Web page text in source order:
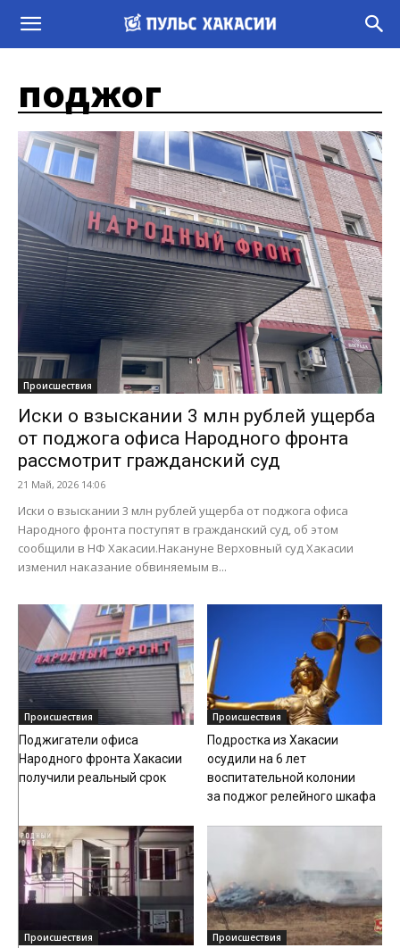
поджог
Происшествия
Иски о взыскании 3 млн рублей ущерба
от поджога офиса Народного фронта
рассмотрит гражданский суд
21 Май, 2026 14:06
Иски о взыскании 3 млн рублей ущерба от поджога офиса
Народного фронта поступят в гражданский суд, об этом
сообщили в НФ Хакасии.Накануне Верховный суд Хакасии
изменил наказание обвиняемым в...
Происшествия
Поджигатели офиса
Народного фронта Хакасии
получили реальный срок
Происшествия
Подростка из Хакасии
осудили на 6 лет
воспитательной колонии
за поджог релейного шкафа
Происшествия Происшествия